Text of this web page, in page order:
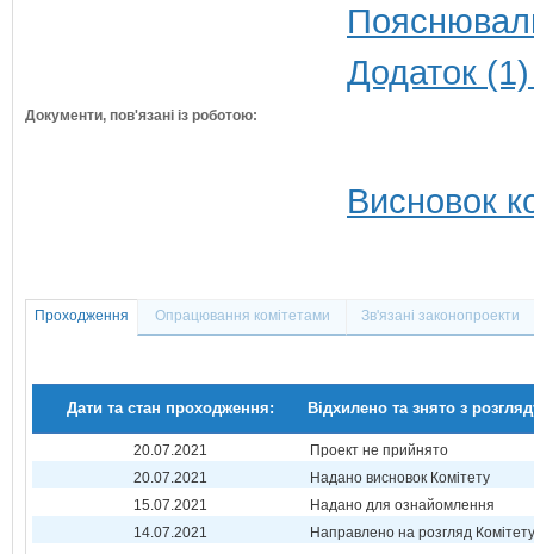
Додаток
Документи, пов'язані із роботою:
Висновок
Проходження Опрацювання комітетами Зв'язані законопроекти
Дати та стан проходження: Відхилено та знято з
20.07.2021
Проект не прийнято
20.07.2021
Надано висновок Комітету
15.07.2021
Надано для ознайомлення
14.07.2021
Направлено на розгляд Комітету